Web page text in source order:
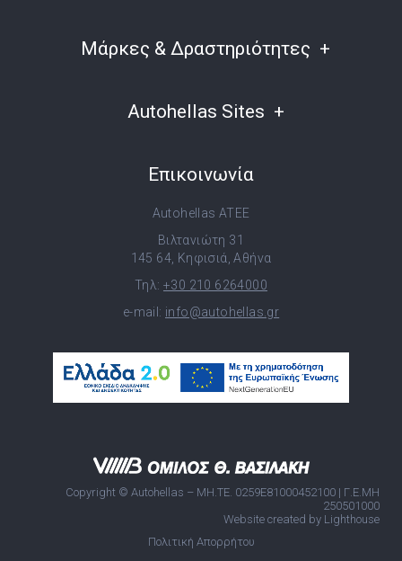
Μάρκες & Δραστηριότητες
Autohellas Sites
Επικοινωνία
Autohellas ATEE
Βιλτανιώτη 31
145 64, Κηφισιά, Αθήνα
Τηλ: +30 210 6264000
e-mail: info@autohellas.gr
Copyright © Autohellas – ΜΗ.ΤΕ. 0259E81000452100 | Γ.Ε.ΜΗ
250501000
Website created by Lighthouse
Πολιτική Απορρήτου